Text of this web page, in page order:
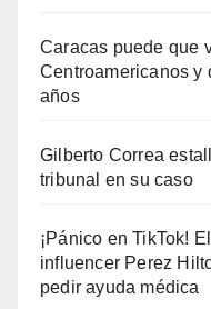
Caracas puede que
Centroamericanos y
años
Gilberto Correa
tribunal en su caso
¡Pánico en TikTok!
influencer Perez
pedir ayuda médica